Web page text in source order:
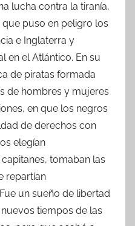
lucha contra la tiranía,
puso en peligro los
e Inglaterra y
en el Atlántico. En su
de piratas formada
de hombres y mujeres
en que los negros
de derechos con
elegían
tomaban las
repartían
un sueño de libertad
tiempos de las